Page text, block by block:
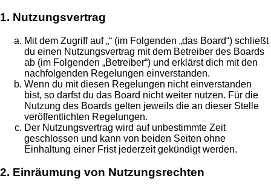
1. Nutzungsvertrag
Mit dem Zugriff auf „“ (im Folgenden „das Board“) schließt
du einen Nutzungsvertrag mit dem Betreiber des Boards
ab (im Folgenden „Betreiber“) und erklärst dich mit den
nachfolgenden Regelungen einverstanden.
Wenn du mit diesen Regelungen nicht einverstanden
bist, so darfst du das Board nicht weiter nutzen. Für die
Nutzung des Boards gelten jeweils die an dieser Stelle
veröffentlichten Regelungen.
Der Nutzungsvertrag wird auf unbestimmte Zeit
geschlossen und kann von beiden Seiten ohne
Einhaltung einer Frist jederzeit gekündigt werden.
2. Einräumung von Nutzungsrechten